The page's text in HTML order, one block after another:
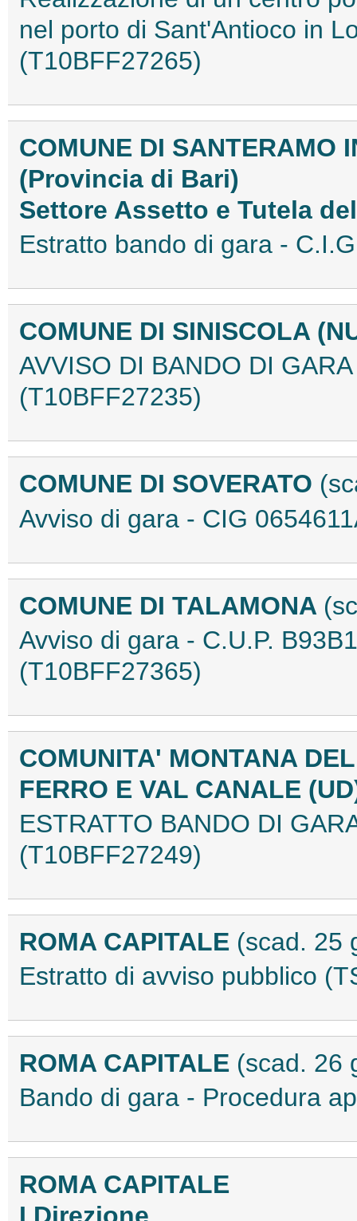
nel porto di Sant'Antioco in
(T10BFF27265)
COMUNE DI SANTERAMO
(Provincia di Bari)
Settore Assetto e Tutela
Estratto bando di gara -
COMUNE DI SINISCOLA
AVVISO DI BANDO DI
(T10BFF27235)
COMUNE DI SOVERATO
Avviso di gara - CIG
COMUNE DI TALAMONA
Avviso di gara - C.U.P.
(T10BFF27365)
COMUNITA' MONTANA
FERRO E VAL CANALE
ESTRATTO BANDO DI
(T10BFF27249)
ROMA CAPITALE (scad. 25
Estratto di avviso pubblico
ROMA CAPITALE (scad. 26
Bando di gara - Procedura
ROMA CAPITALE